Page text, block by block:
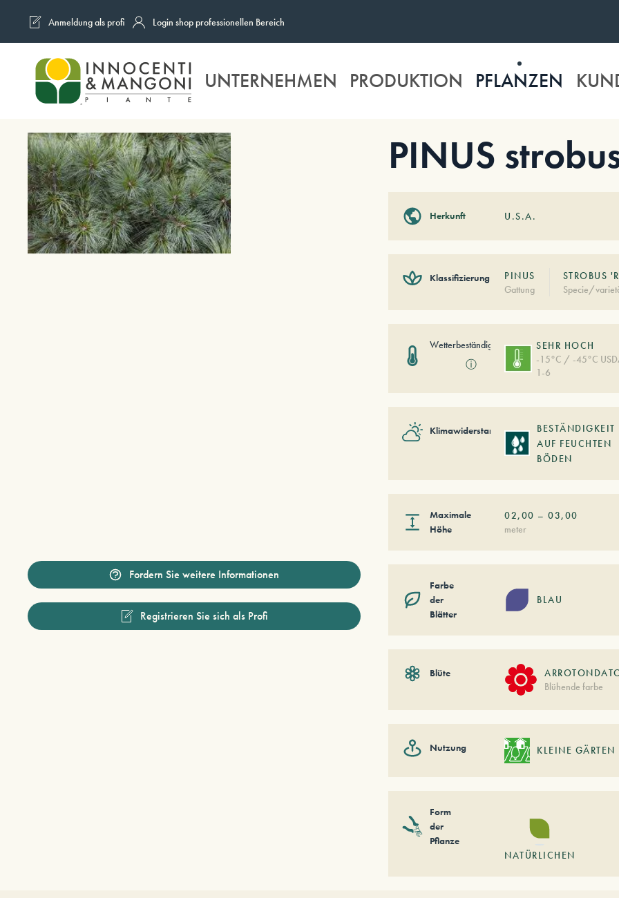
Skip to main content
Anmeldung als profi Login shop professionellen Bereich
UNTERNEHMEN PRODUKTION PFLANZEN
Fordern Sie weitere Informationen
Registrieren Sie sich als Profi
PINUS
Herkunft U.S.A.
Klassifizierung
PINUS
Gattung
STROBUS
Specie/
Wetterbeständigkeit
ⓘ
SEHR HOCH
-15°C / -45°C
1-6
Klimawiderstand
BESTÄNDIGKEIT
AUF FEUCHTEN
BÖDEN
Maximale
Höhe
02,00 –03,00
meter
Farbe
der
Blätter
BLAU
Blüte
Blühende farbe
Nutzung KLEINE GÄRTEN
Form
der
Pflanze
NATÜRLICHEN